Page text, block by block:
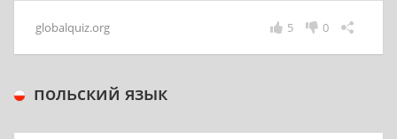
globalquiz.org 0
5
польский язык